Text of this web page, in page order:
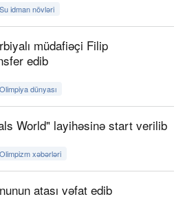
Su idman növləri
müdafiəçi Filip
edib
Olimpiya dünyası
World" layihəsinə start verilib
Olimpizm xəbərləri
atası vəfat edib